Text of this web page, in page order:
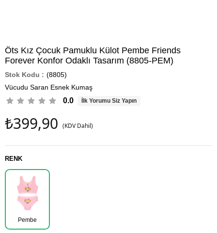
Öts Kız Çocuk Pamuklu Külot Pembe Friends
Forever Konfor Odaklı Tasarım (8805-PEM)
(8805)
Vücudu Saran Esnek Kumaş
0.0 İlk Yorumu Siz Yapın
₺399,90 (KDV Dahil)
RENK
Pembe